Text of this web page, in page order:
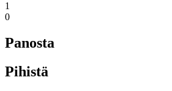
1
0
Panosta
Pihistä